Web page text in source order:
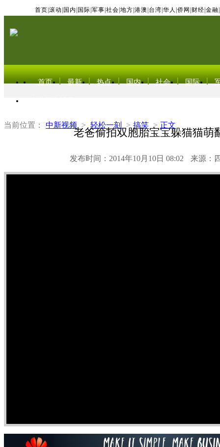
首页 滚动 国内 国际 军事 社会 地方 港澳 台湾 华人 侨网 财经 金融
首页 最新 热点 国内 社会 国际
当前位置： 中新视频 > 轻松一刻 > 搞笑 > 正文
老爸偷拍双胞胎宝宝躲猫猫萌
发布时间：2014年10月10日 08:02 来源：